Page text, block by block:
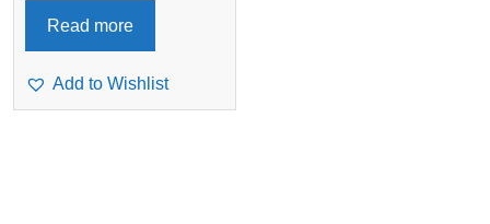
Read more
Add to Wishlist